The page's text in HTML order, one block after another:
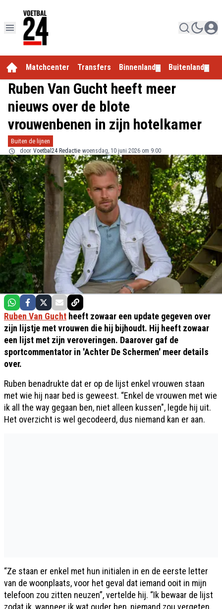
Matchcenter Transfers Binnenland Buitenland
Ruben Van Gucht heeft meer
nieuws over de blote
vrouwenbenen in zijn hotelkamer
Buiten de lijnen
door Voetbal24 Redactie woensdag, 10 juni 2026 om 9:00
Ruben Van Gucht heeft zowaar een update gegeven over
zijn lijstje met vrouwen die hij bijhoudt. Hij heeft zowaar
een lijst met zijn veroveringen. Daarover gaf de
sportcommentator in 'Achter De Schermen' meer details
over.
Ruben benadrukte dat er op de lijst enkel vrouwen staan
met wie hij naar bed is geweest. “Enkel de vrouwen met wie
ik all the way gegaan ben, niet alleen kussen", legde hij uit.
Het overzicht is wel gecodeerd, dus niemand kan er aan.
“Ze staan er enkel met hun initialen in en de eerste letter
van de woonplaats, voor het geval dat iemand ooit in mijn
telefoon zou zitten neuzen”, vertelde hij. “Ik bewaar de lijst
zodat ik, wanneer ik wat ouder ben, niemand zou vergeten.